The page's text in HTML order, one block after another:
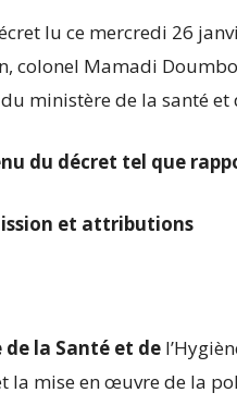
lu ce mercredi 26
colonel Mamadi
ministère de la santé
du décret tel que
et attributions
la Santé et de
la mise en œuvre de la